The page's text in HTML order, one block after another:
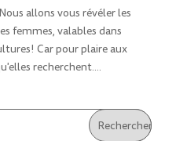
allons vous révéler les
femmes, valables dans
Car pour plaire aux
recherchent....